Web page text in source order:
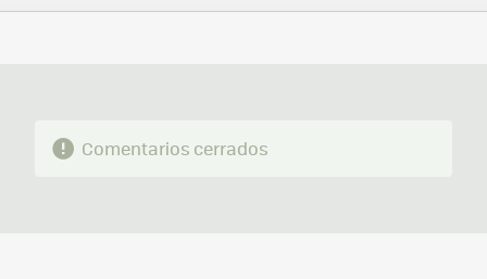
FACEBOOK
TWITTERFLIPBOARD
E-
WHATSAPP
Comentarios cerrados